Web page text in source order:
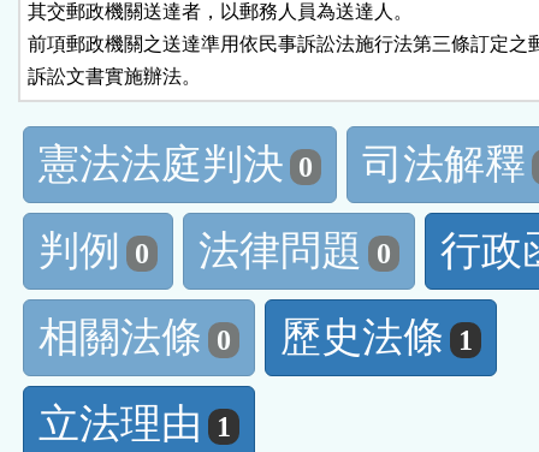
其交郵政機關送達者，以郵務人員為送達人。
前項郵政機關之送達準用依民事訴訟法施行法第三條訂定之
訴訟文書實施辦法。
憲法法庭判決 0
司法解釋
判例
0 法律問題 0
行政
相關法條 0 歷史法條 1
立法理由 1